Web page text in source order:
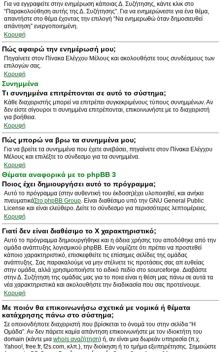
Για να εγγραφείτε στην ενημέρωση κάποιας Δ. Συζήτησης, κάντε κλικ στο
“Παρακολούθηση αυτής της Δ. Συζήτησης”. Για να ενημερώνεστε για ένα θέμα,
απαντήστε στο θέμα έχοντας την επιλογή “Να ενημερωθώ όταν δημοσιευθεί
απάντηση” ενεργοποιημένη.
Κορυφή
Πώς αφαιρώ την ενημέρωσή μου;
Πηγαίνετε στον Πίνακα Ελέγχου Μέλους και ακολουθήστε τους συνδέσμους των
επιλογών σας.
Κορυφή
Συνημμένα
Τι συνημμένα επιτρέπονται σε αυτό το σύστημα;
Κάθε διαχειριστής μπορεί να επιτρέπει συγκεκριμένους τύπους συνημμένων. Αν
δεν είστε σίγουροι τι συνημμένα επιτρέπονται, επικοινωνήστε με το διαχειριστή
για βοήθεια.
Κορυφή
Πώς μπορώ να βρω τα συνημμένα μου;
Για να βρείτε τα συνημμένα που έχετε ανεβάσει, πηγαίνετε στον Πίνακα Ελέγχου
Μέλους και επιλέξτε το σύνδεσμο για τα συνημμένα.
Κορυφή
Θέματα αναφορικά με το phpBB 3
Ποιος έχει δημιουργήσει αυτό το πρόγραμμα;
Αυτό το πρόγραμμα (στην αυθεντική του έκδοση)έχει υλοποιηθεί, και ανήκει
πνευματικάΣτο phpBB Group. Είναι διαθέσιμο υπό την GNU General Public
License και είναι ελεύθερο. Δείτε το σύνδεσμο για περισσότερες λεπτομέρειες.
Κορυφή
Γιατί δεν είναι διαθέσιμο το Χ χαρακτηριστικό;
Αυτό το πρόγραμμα δημιουργήθηκε και η άδεια χρήσης του αποδόθηκε από την
ομάδα ανάπτυξης λογισμικού phpBB. Εάν νομίζετε ότι πρέπει να προστεθεί
κάποιο χαρακτηριστικό, επισκεφθείτε τις επίσημες σελίδες της ομάδας
ανάπτυξης. Σας παρακαλούμε να μην στέλνετε τις προτάσεις σας απ ευθείας
στην ομάδα, αλλά χρησιμοποιήστε το ειδικό πεδίο στο sourceforge. Διαβάστε
στην Δ. Συζήτηση της ομάδας μας για το ποια είναι η θέση μας πάνω σε αυτά τα
νέα χαρακτηριστικά και ακολουθήστε την διαδικασία που σας προτείνουμε.
Κορυφή
Με ποιόν θα επικοινωνήσω σχετικά με νομικά ή θέματα
κατάχρησης πάνω στο σύστημα;
Σε οποιονδήποτε διαχειριστή που βρίσκεται το όνομά του στην σελίδα “Η
Ομάδα”. Αν δεν πάρετε καμία απάντηση επικοινωνήστε με τον ιδιοκτήτη του
domain (κάντε μια whois αναζήτηση) ή, αν είναι μια δωρεάν υπηρεσία (π.χ.
Yahoo!, free.fr, f2s.com, κλπ.), την διοίκηση ή το τμήμα εξυπηρέτησης. Σημειώστε